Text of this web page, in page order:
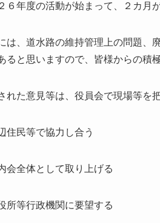
６年度の活動が始まって、２カ月
は、道水路の維持管理上の問題、
ると思いますので、皆様からの積
れた意見等は、役員会で現場等を
住民等で協力し合う
会全体として取り上げる
所等行政機関に要望する